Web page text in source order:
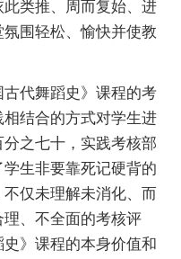
类推、周而复始、进
围轻松、愉快并使教
代舞蹈史》课程的考
结合的方式对学生进
之七十，实践考核部
生非要靠死记硬背的
仅未理解未消化、而
、不全面的考核评
》课程的本身价值和